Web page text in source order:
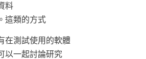
料
這類的方式
在測試使用的軟體
以一起討論研究